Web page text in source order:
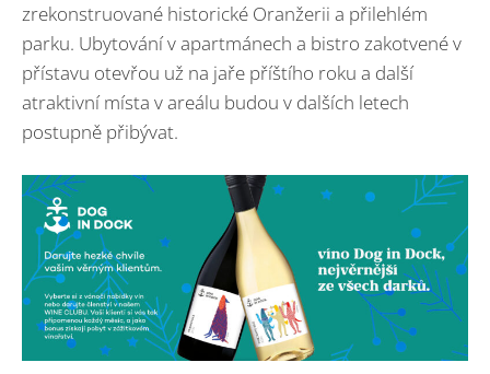
zrekonstruované historické Oranžerii a přilehlém
parku. Ubytování v apartmánech a bistro zakotvené v
přístavu otevřou už na jaře příštího roku a další
atraktivní místa v areálu budou v dalších letech
postupně přibývat.